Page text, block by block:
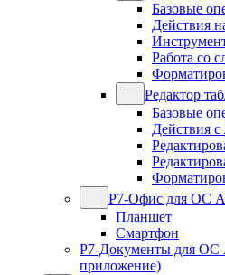
Базовые
Действия
Работа со
Редактор
Базовые
Действия с
Р7-Офис для ОС
Планшет
Смартфон
Р7-Документы для ОС
приложение)